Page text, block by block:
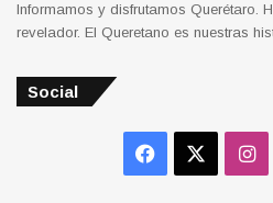
Informamos y disfrutamos Querétaro.
revelador. El Queretano es nuestras
Social
Facebook